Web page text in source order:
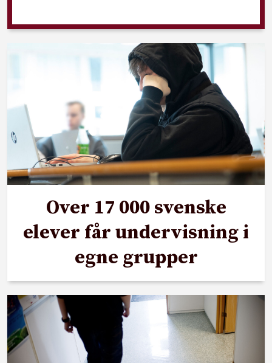
Over 17 000 svenske
elever får undervisning i
egne grupper